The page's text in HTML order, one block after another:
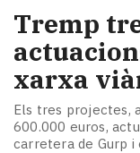
​Tremp
xarxa
Els tres projectes,
600.000 euros,
carretera de Gurp